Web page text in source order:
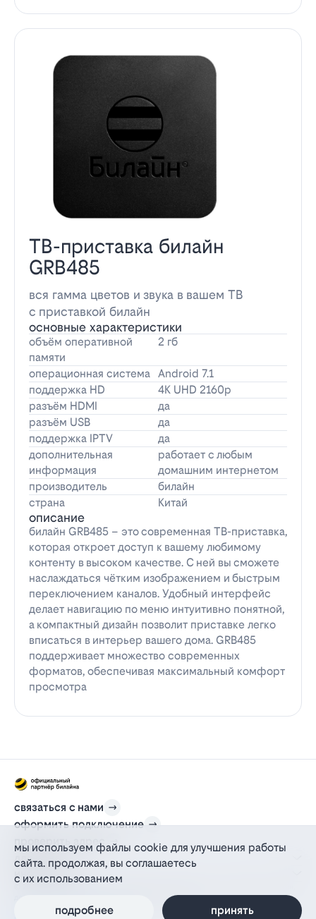
ТВ-приставка билайн
GRB485
вся гамма цветов и звука в вашем ТВ
с приставкой билайн
основные характеристики
объём оперативной
памяти
2 гб
операционная система Android 7.1
поддержка HD
4K UHD 2160p
разъём HDMI
да
разъём USB
да
поддержка IPTV
да
дополнительная
информация
работает с любым
домашним интернетом
производитель
билайн
страна
Китай
описание
билайн GRB485 – это современная ТВ-приставка,
которая откроет доступ к вашему любимому
контенту в высоком качестве. С ней вы сможете
наслаждаться чётким изображением и быстрым
переключением каналов. Удобный интерфейс
делает навигацию по меню интуитивно понятной,
а компактный дизайн позволит приставке легко
вписаться в интерьер вашего дома. GRB485
поддерживает множество современных
форматов, обеспечивая максимальный комфорт
просмотра
связаться с нами
оформить подключение
проверить адрес
для дома
информация
действующий на основании агентского договора
политика персональных данных
мы используем файлы cookie для улучшения работы
сайта. продолжая, вы соглашаетесь
с их использованием
подробнее принять